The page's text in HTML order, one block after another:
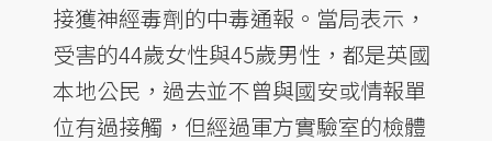
接獲神經毒劑的中毒通報。當局表示，
受害的44歲女性與45歲男性，都是英國
本地公民，過去並不曾與國安或情報單
位有過接觸，但經過軍方實驗室的檢體